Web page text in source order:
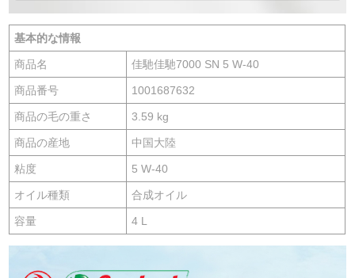
基本的な情報
商品名 佳馳佳馳7000 SN 5 W-40
商品番号 1001687632
商品の毛の重さ 3.59 kg
商品の産地 中国大陸
粘度 5 W-40
オイル種類 合成オイル
容量 4 L